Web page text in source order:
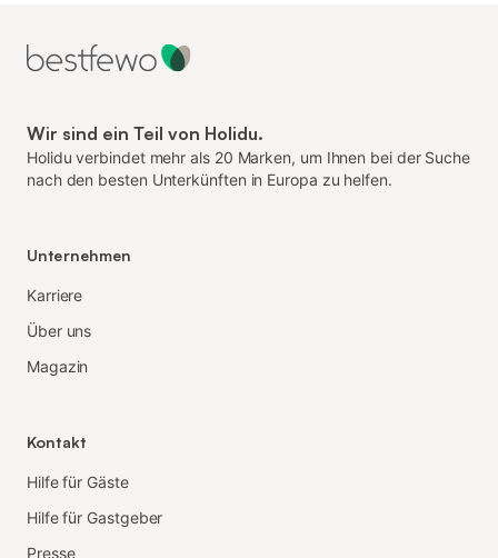
Wir sind ein Teil von Holidu.
Holidu verbindet mehr als 20 Marken, um Ihnen bei der Suche
nach den besten Unterkünften in Europa zu helfen.
Unternehmen
Karriere
Über uns
Magazin
Kontakt
Hilfe für Gäste
Hilfe für Gastgeber
Presse